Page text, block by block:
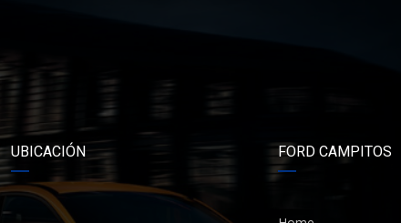
UBICACIÓN FORD CAMPITOS